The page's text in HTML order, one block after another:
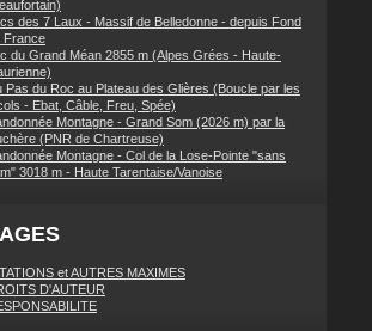
des 7 Laux - Massif de Belledonne - depuis Fond
France
du Grand Méan 2855 m (Alpes Grées - Haute-
Pas du Roc au Plateau des Glières (Boucle par les
- Ebat, Câble, Freu, Spée)
Montagne - Grand Som (2026 m) par la
(PNR de Chartreuse)
Montagne - Col de la Lose-Pointe "sans
3018 m - Haute Tarentaise/Vanoise
et AUTRES MAXIMES
D'AUTEUR